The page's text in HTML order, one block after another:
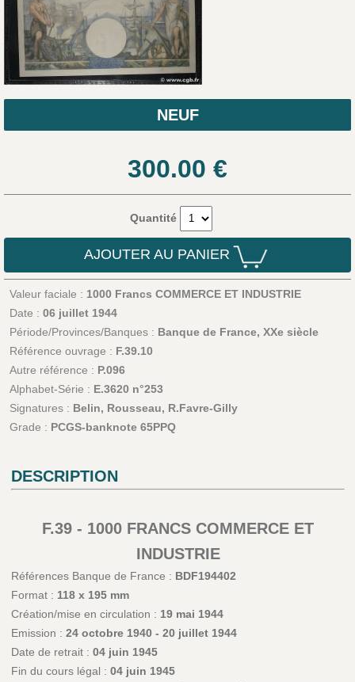
NEUF
300.00 €
Quantité
AJOUTER AU PANIER
Valeur faciale : 1000 Francs COMMERCE ET INDUSTRIE
Date : 06 juillet 1944
Période/Provinces/Banques : Banque de France, XXe siècle
Référence ouvrage : F.39.10
Autre référence : P.096
Alphabet-Série : E.3620 n°253
Signatures : Belin, Rousseau, R.Favre-Gilly
Grade : PCGS-banknote 65PPQ
DESCRIPTION
F.39 - 1000 FRANCS COMMERCE ET
INDUSTRIE
Références Banque de France : BDF194402
Format : 118 x 195 mm
Création/mise en circulation : 19 mai 1944
Emission : 24 octobre 1940 - 20 juillet 1944
Date de retrait : 04 juin 1945
Fin du cours légal : 04 juin 1945